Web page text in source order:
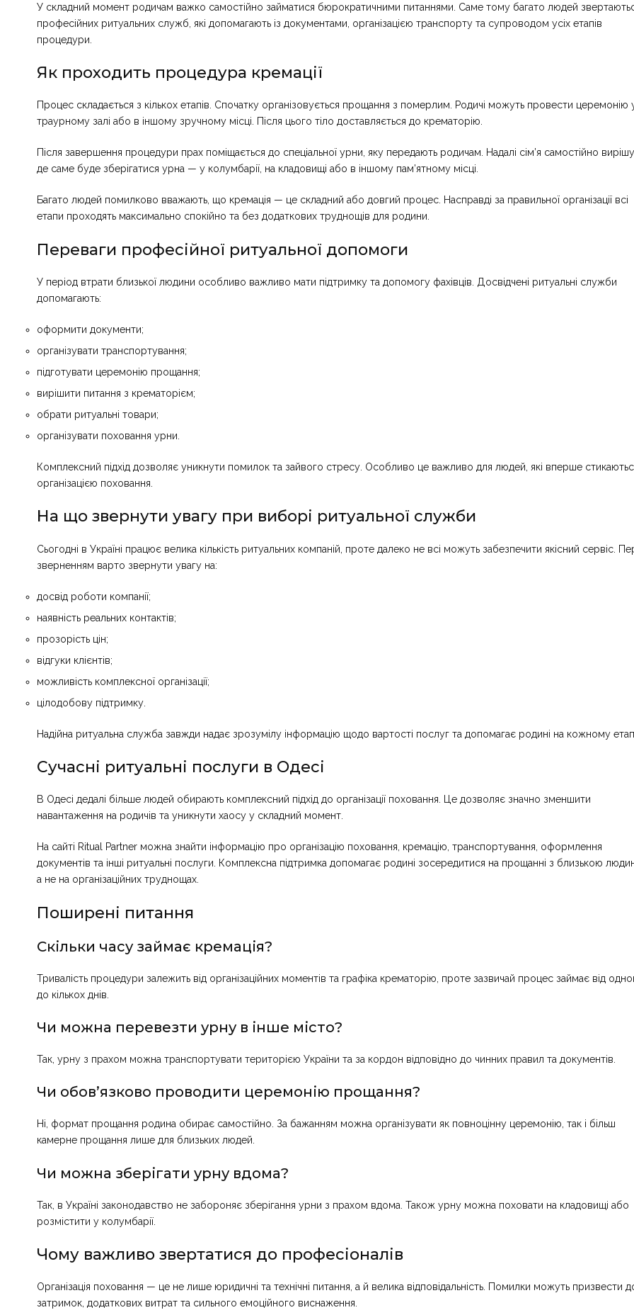
У складний момент родичам важко самостійно займатися бюрократичними питаннями. Саме тому багато людей
професійних ритуальних служб, які допомагають із документами, організацією транспорту та супроводом усіх етапів
процедури.
Як проходить процедура кремації
Процес складається з кількох етапів. Спочатку організовується прощання з померлим. Родичі можуть провести церемонію
траурному залі або в іншому зручному місці. Після цього тіло доставляється до крематорію.
Після завершення процедури прах поміщається до спеціальної урни, яку передають родичам. Надалі сім’я самостійно
де саме буде зберігатися урна — у колумбарії, на кладовищі або в іншому пам’ятному місці.
Багато людей помилково вважають, що кремація — це складний або довгий процес. Насправді за правильної організації всі
етапи проходять максимально спокійно та без додаткових труднощів для родини.
Переваги професійної ритуальної допомоги
У період втрати близької людини особливо важливо мати підтримку та допомогу фахівців. Досвідчені ритуальні служби
допомагають:
оформити документи;
організувати транспортування;
підготувати церемонію прощання;
вирішити питання з крематорієм;
обрати ритуальні товари;
організувати поховання урни.
Комплексний підхід дозволяє уникнути помилок та зайвого стресу. Особливо це важливо для людей, які вперше
організацією поховання.
На що звернути увагу при виборі ритуальної служби
Сьогодні в Україні працює велика кількість ритуальних компаній, проте далеко не всі можуть забезпечити якісний сервіс.
зверненням варто звернути увагу на:
досвід роботи компанії;
наявність реальних контактів;
прозорість цін;
відгуки клієнтів;
можливість комплексної організації;
цілодобову підтримку.
Надійна ритуальна служба завжди надає зрозумілу інформацію щодо вартості послуг та допомагає родині на кожному
Сучасні ритуальні послуги в Одесі
В Одесі дедалі більше людей обирають комплексний підхід до організації поховання. Це дозволяє значно зменшити
навантаження на родичів та уникнути хаосу у складний момент.
На сайті Ritual Partner можна знайти інформацію про організацію поховання, кремацію, транспортування, оформлення
документів та інші ритуальні послуги. Комплексна підтримка допомагає родині зосередитися на прощанні з близькою
а не на організаційних труднощах.
Поширені питання
Скільки часу займає кремація?
Тривалість процедури залежить від організаційних моментів та графіка крематорію, проте зазвичай процес займає від
до кількох днів.
Чи можна перевезти урну в інше місто?
Так, урну з прахом можна транспортувати територією України та за кордон відповідно до чинних правил та документів.
Чи обов’язково проводити церемонію прощання?
Ні, формат прощання родина обирає самостійно. За бажанням можна організувати як повноцінну церемонію, так і більш
камерне прощання лише для близьких людей.
Чи можна зберігати урну вдома?
Так, в Україні законодавство не забороняє зберігання урни з прахом вдома. Також урну можна поховати на кладовищі або
розмістити у колумбарії.
Чому важливо звертатися до професіоналів
Організація поховання — це не лише юридичні та технічні питання, а й велика відповідальність. Помилки можуть призвести
затримок, додаткових витрат та сильного емоційного виснаження.